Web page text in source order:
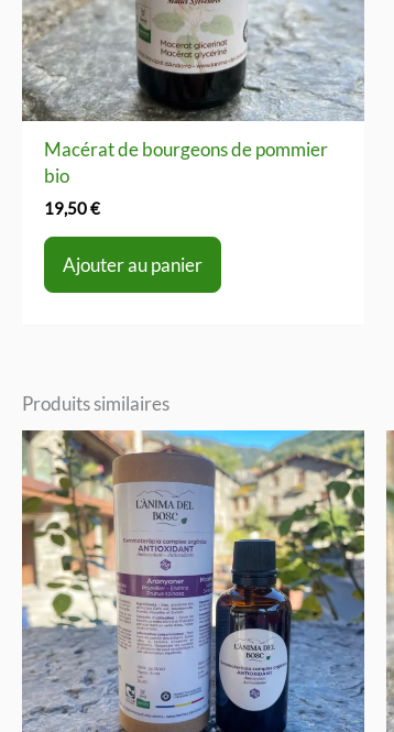
Macérat de bourgeons de pommier
bio
19,50€
Ajouter au panier
Produits similaires